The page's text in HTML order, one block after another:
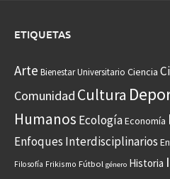
ETIQUETAS
Arte Bienestar Universitario Ciencia
Comunidad Cultura
Humanos EcologíaEconomía
Enfoques Interdisciplinarios
Filosofía Frikismo Fútbol género Historia